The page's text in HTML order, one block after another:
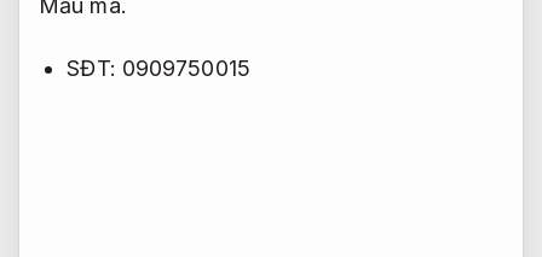
Mẫu mã.
SĐT: 0909750015